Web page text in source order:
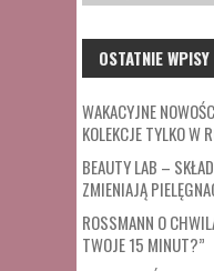
OSTATNIE WPISY
WAKACYJNE
KOLEKCJE TYLKO W
BEAUTY LAB –
ZMIENIAJĄ
ROSSMANN O
TWOJE 15 MINUT?”